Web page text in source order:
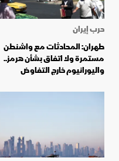
حرب إيران
طهران: المحادثات مع واشنطن
مستمرة ولا اتفاق بشأن هرمز..
واليورانيوم خارج التفاوض